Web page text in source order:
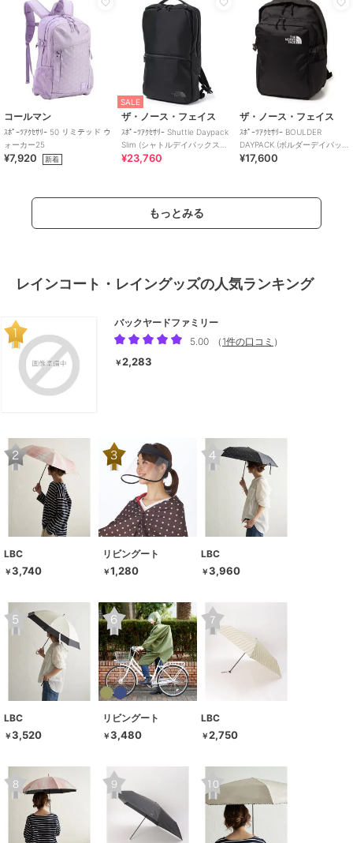
コールマン
ｽﾎﾟｰﾂｱｸｾｻﾘｰ 50 リミテッド ウ
ォーカー25
¥7,920 新着
SALE
ザ・ノース・フェイス
ｽﾎﾟｰﾂｱｸｾｻﾘｰ Shuttle Daypack
Slim (シャトルデイパックスリ
ム)
¥23,760
ザ・ノース・フェイス
ｽﾎﾟｰﾂｱｸｾｻﾘｰ BOULDER
DAYPACK (ボルダーデイパッ
ク)
¥17,600
もっとみる
レインコート・レイングッズの人気ランキング
バックヤードファミリー
5.00
（ 1件の口コミ ）
￥2,283
LBC
￥3,740
リビングート
￥1,280
LBC
￥3,960
LBC
￥3,520
リビングート
￥3,480
LBC
￥2,750